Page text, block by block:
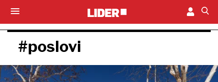
#poslovi